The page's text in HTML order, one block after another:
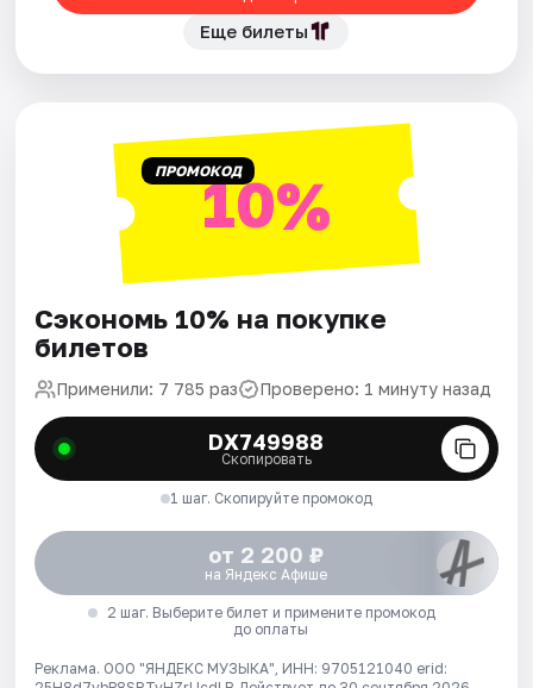
Еще билеты
ПРОМОКОД10%
Сэкономь 10% на покупке
билетов
Применили: 7 785 раз Проверено: 1 минуту назад
DX749988
Скопировать
1 шаг. Скопируйте промокод
от 2 200 ₽
на Яндекс Афише
2 шаг. Выберите билет и примените промокод
до оплаты
Реклама. ООО "ЯНДЕКС МУЗЫКА", ИНН: 9705121040 erid: